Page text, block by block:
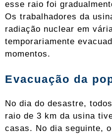
esse raio foi
Os trabalhadores da
radiação nuclear em
temporariamente
momentos.
Evacuação da
No dia do desastre,
raio de 3 km da usina
casas. No dia seguinte,